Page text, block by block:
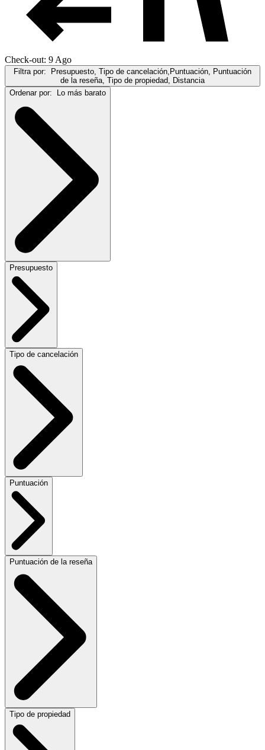
Check-out: 9 Ago
Filtra por: Presupuesto, Tipo de cancelación,Puntuación, Puntuación
de la reseña, Tipo de propiedad, Distancia
Ordenar por: Lo más barato
Presupuesto
Tipo de cancelación
Puntuación
Puntuación de la reseña
Tipo de propiedad